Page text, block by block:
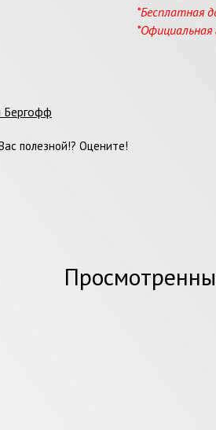
*Бесплатная
полезной!? Оцените!